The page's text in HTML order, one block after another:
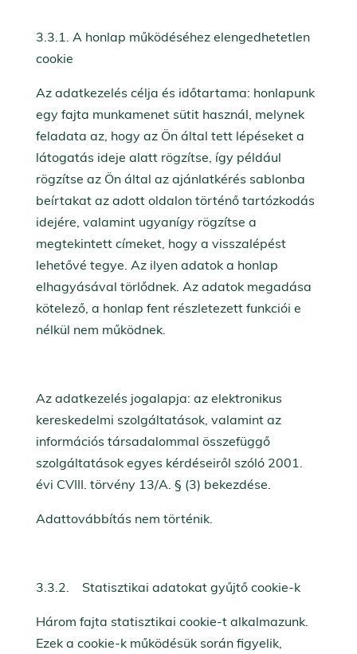
3.3.1. A honlap működéséhez elengedhetetlen
cookie
Az adatkezelés célja és időtartama: honlapunk
egy fajta munkamenet sütit használ, melynek
feladata az, hogy az Ön által tett lépéseket a
látogatás ideje alatt rögzítse, így például
rögzítse az Ön által az ajánlatkérés sablonba
beírtakat az adott oldalon történő tartózkodás
idejére, valamint ugyanígy rögzítse a
megtekintett címeket, hogy a visszalépést
lehetővé tegye. Az ilyen adatok a honlap
elhagyásával törlődnek. Az adatok megadása
kötelező, a honlap fent részletezett funkciói e
nélkül nem működnek.
Az adatkezelés jogalapja: az elektronikus
kereskedelmi szolgáltatások, valamint az
információs társadalommal összefüggő
szolgáltatások egyes kérdéseiről szóló 2001.
évi CVIII. törvény 13/A. § (3) bekezdése.
Adattovábbítás nem történik.
3.3.2. Statisztikai adatokat gyűjtő cookie-k
Három fajta statisztikai cookie-t alkalmazunk.
Ezek a cookie-k működésük során figyelik,